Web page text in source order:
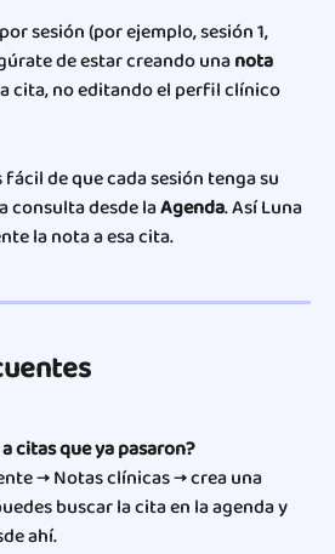
sesión (por ejemplo, sesión 1,
de estar creando una nota
cita, no editando el perfil clínico
de que cada sesión tenga su
consulta desde la Agenda. Así Luna
la nota a esa cita.
citas que ya pasaron?
→ Notas clínicas → crea una
buscar la cita en la agenda y
ahí.